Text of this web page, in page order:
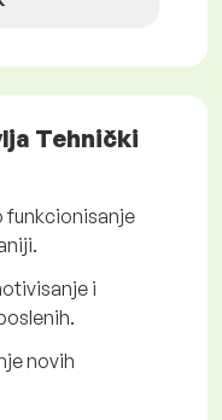
Tehnički
funkcionisanje
i
novih